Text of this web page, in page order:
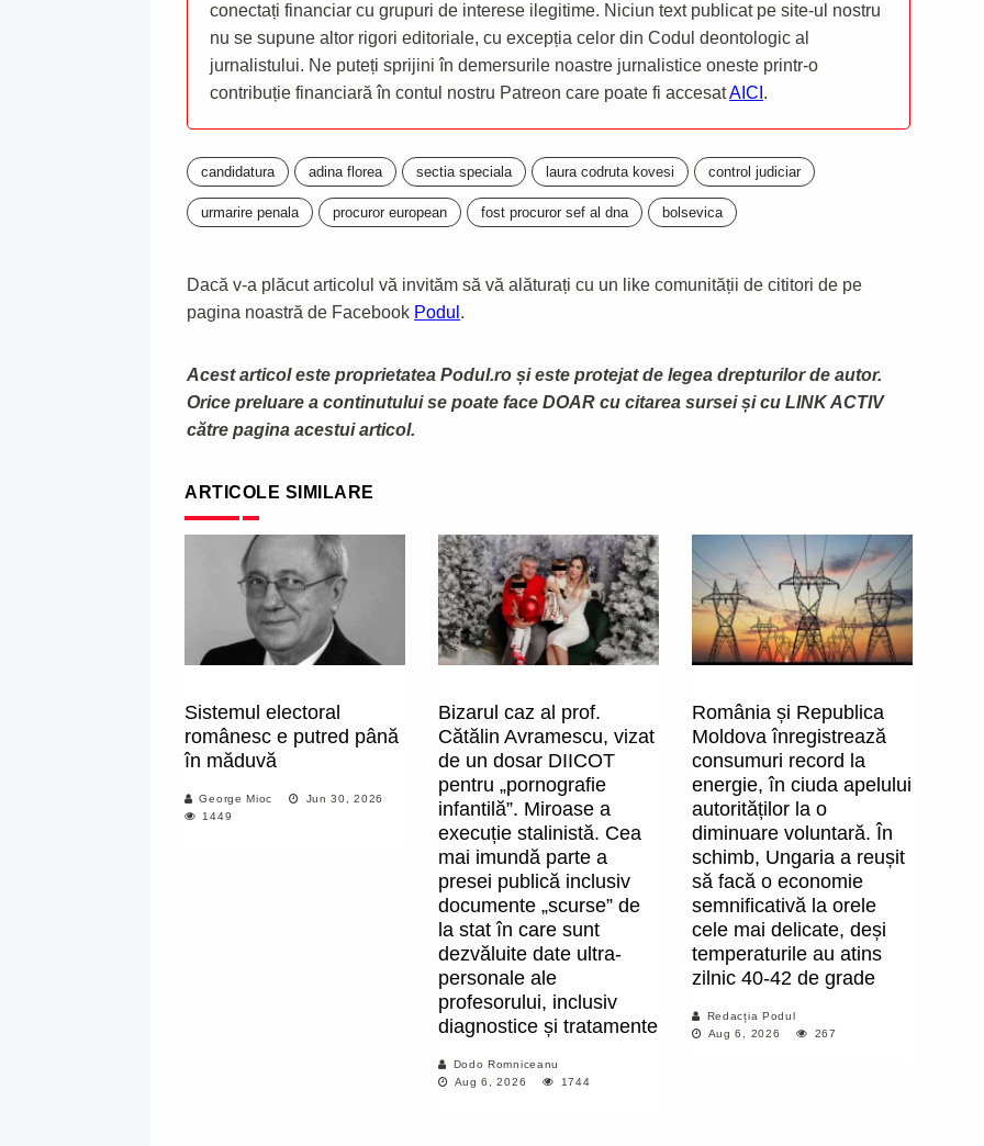
conectați financiar cu grupuri de interese ilegitime. Niciun text publicat pe site-ul nostru
nu se supune altor rigori editoriale, cu excepția celor din Codul deontologic al
jurnalistului. Ne puteți sprijini în demersurile noastre jurnalistice oneste printr-o
contribuție financiară în contul nostru Patreon care poate fi accesatAICI .
candidatura adina florea sectia speciala laura codruta kovesi control judiciar
urmarire penala procuror european fost procuror sef al dna bolsevica
Dacă v-a plăcut articolul vă invităm să vă alăturați cu un like comunității de cititori de pe
pagina noastră de Facebook Podul .
Acest articol este proprietatea Podul.ro și este protejat de legea drepturilor de autor.
Orice preluare a continutului se poate face DOAR cu citarea sursei și cu LINK ACTIV
către pagina acestui articol.
ARTICOLE SIMILARE
Sistemul electoral
românesc e putred până
în măduvă
George Mioc
Jun 30, 2026
1449
Bizarul caz al prof.
Cătălin Avramescu, vizat
de un dosar DIICOT
pentru „pornografie
infantilă”. Miroase a
execuție stalinistă. Cea
mai imundă parte a
presei publică inclusiv
documente „scurse” de
la stat în care sunt
dezvăluite date ultra-
personale ale
profesorului, inclusiv
diagnostice și tratamente
Dodo Romniceanu
Aug 6, 2026
1744
România și Republica
Moldova înregistrează
consumuri record la
energie, în ciuda apelului
autorităților la o
diminuare voluntară. În
schimb, Ungaria a reușit
să facă o economie
semnificativă la orele
cele mai delicate, deși
temperaturile au atins
zilnic 40-42 de grade
Redacția Podul
Aug 6, 2026
267